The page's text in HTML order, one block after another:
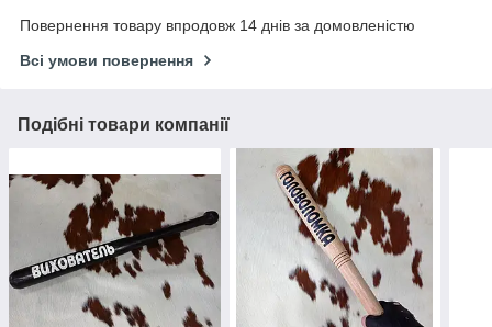
Повернення товару впродовж 14 днів за домовленістю
Всі умови повернення
Подібні товари компанії